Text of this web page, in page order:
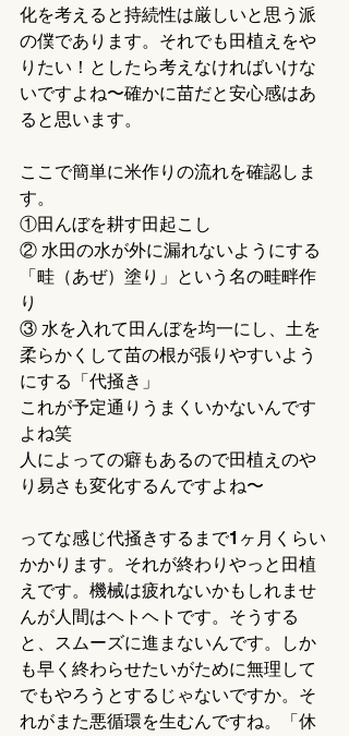
化を考えると持続性は厳しいと思う派
の僕であります。それでも田植えをや
りたい！としたら考えなければいけな
いですよね〜確かに苗だと安心感はあ
ると思います。
ここで簡単に米作りの流れを確認しま
す。
①田んぼを耕す田起こし
② 水田の水が外に漏れないようにする
「畦（あぜ）塗り」という名の畦畔作
り
③ 水を入れて田んぼを均一にし、土を
柔らかくして苗の根が張りやすいよう
にする「代掻き」
これが予定通りうまくいかないんです
よね笑
人によっての癖もあるので田植えのや
り易さも変化するんですよね〜
ってな感じ代掻きするまで1ヶ月くらい
かかります。それが終わりやっと田植
えです。機械は疲れないかもしれませ
んが人間はヘトヘトです。そうする
と、スムーズに進まないんです。しか
も早く終わらせたいがために無理して
でもやろうとするじゃないですか。そ
れがまた悪循環を生むんですね。「休